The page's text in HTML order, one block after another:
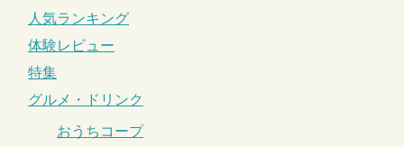
人気ランキング
体験レビュー
特集
グルメ・ドリンク
おうちコープ